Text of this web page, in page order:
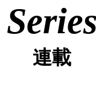
連載